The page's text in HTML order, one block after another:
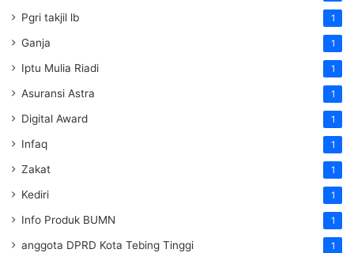
Pgri takjil lb 1
Ganja 1
Iptu Mulia Riadi 1
Asuransi Astra 1
Digital Award 1
Infaq 1
Zakat 1
Kediri 1
Info Produk BUMN 1
anggota DPRD Kota Tebing Tinggi 1